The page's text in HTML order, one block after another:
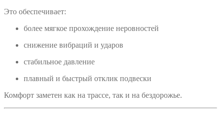
Это обеспечивает:
более мягкое прохождение неровностей
снижение вибраций и ударов
стабильное давление
плавный и быстрый отклик подвески
Комфорт заметен как на трассе, так и на бездорожье.